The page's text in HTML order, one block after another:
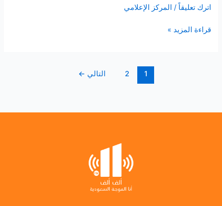
اترك تعليقاً / المركز الإعلامي
الحلقة
قراءة المزيد »
1
2 التالي ←